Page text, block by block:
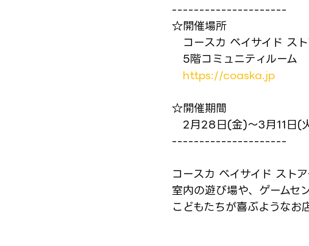
---------------------
☆開催場所
コースカ ベイサイド ス
5階コミュニティルーム
https://coaska.jp
☆開催期間
2月28日(金)～3月11日(
---------------------
コースカ ベイサイド ストア
室内の遊び場や、ゲーム
こどもたちが喜ぶようなお